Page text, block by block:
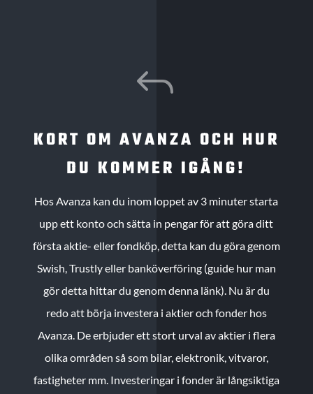
J
KORT OM AVANZA OCH HUR
DU KOMMER IGÅNG!
Hos Avanza kan du inom loppet av 3 minuter starta
upp ett konto och sätta in pengar för att göra ditt
första aktie- eller fondköp, detta kan du göra genom
Swish, Trustly eller banköverföring (guide hur man
gör detta hittar du genom denna länk). Nu är du
redo att börja investera i aktier och fonder hos
Avanza. De erbjuder ett stort urval av aktier i flera
olika områden så som bilar, elektronik, vitvaror,
fastigheter mm. Investeringar i fonder är långsiktiga